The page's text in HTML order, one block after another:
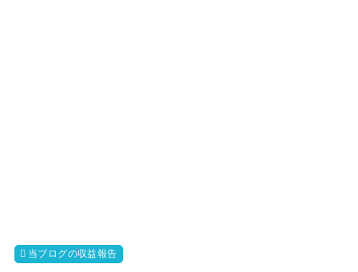
当ブログの収益報告